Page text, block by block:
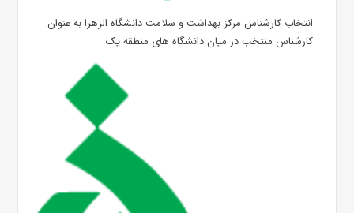
انتخاب کارشناس مرکز بهداشت و سلامت دانشگاه الزهرا به عنوان
کارشناس منتخب در میان دانشگاه های منطقه یک